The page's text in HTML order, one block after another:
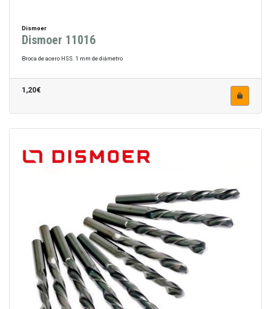
Dismoer
Dismoer 11016
Broca de acero HSS. 1 mm de diámetro
1,20€